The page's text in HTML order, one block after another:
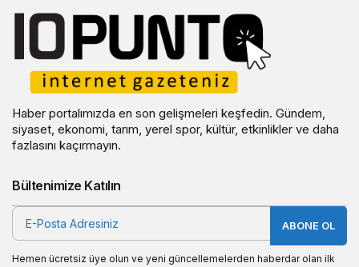
Haber portalımızda en son gelişmeleri keşfedin. Gündem,
siyaset, ekonomi, tarım, yerel spor, kültür, etkinlikler ve daha
fazlasını kaçırmayın.
Bültenimize Katılın
ABONE OL
Hemen ücretsiz üye olun ve yeni güncellemelerden haberdar olan ilk